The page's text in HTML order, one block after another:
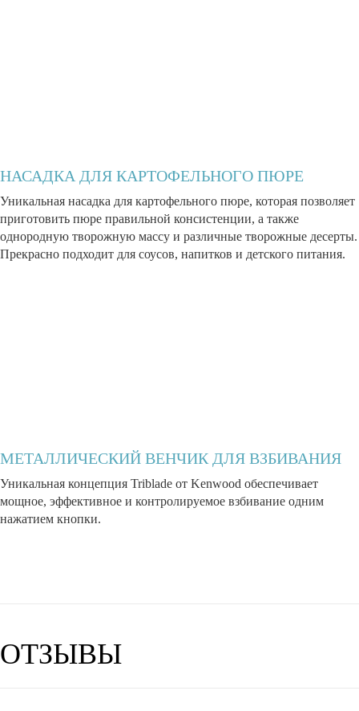
НАСАДКА ДЛЯ КАРТОФЕЛЬНОГО ПЮРЕ
Уникальная насадка для картофельного пюре, которая позволяет
приготовить пюре правильной консистенции, а также
однородную творожную массу и различные творожные десерты.
Прекрасно подходит для соусов, напитков и детского питания.
МЕТАЛЛИЧЕСКИЙ ВЕНЧИК ДЛЯ ВЗБИВАНИЯ
Уникальная концепция Triblade от Kenwood обеспечивает
мощное, эффективное и контролируемое взбивание одним
нажатием кнопки.
ОТЗЫВЫ